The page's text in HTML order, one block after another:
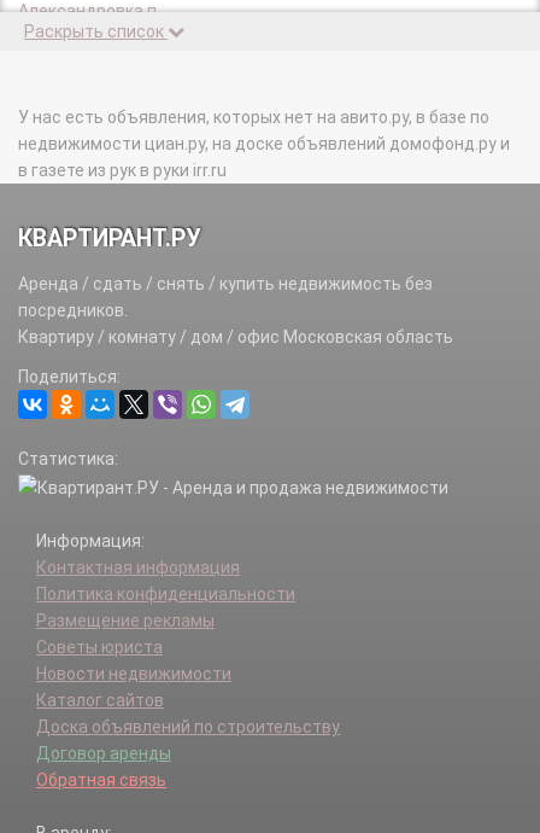
Александровка п.
Алексеевка д.
Апрелевка г.
Архангельское д.
Атепцево с.
Афанасьево д.
Афинеево д.
Ахматово д.
Бавыкино д.
Базисный Питомник п.
Бекасово д.
Бельково д.
Благовещенье д.
Блознево д.
Большие Семенычи д.
Бурцево д.
Варварино д.
Василисино д.
Васильево д.
Васильчиново д.
Васькино д.
Верея г.
Верховье д.
Веселево д.
Раскрыть список
У нас есть объявления, которых нет на авито.ру, в базе по
недвижимости циан.ру, на доске объявлений домофонд.ру и
в газете из рук в руки irr.ru
КВАРТИРАНТ.РУ
Аренда / сдать / снять / купить недвижимость без
посредников.
Квартиру / комнату / дом / офис Московская область
Поделиться:
Статистика:
Информация:
Контактная информация
Политика конфиденциальности
Размещение рекламы
Советы юриста
Новости недвижимости
Каталог сайтов
Доска объявлений по строительству
Договор аренды
Обратная связь